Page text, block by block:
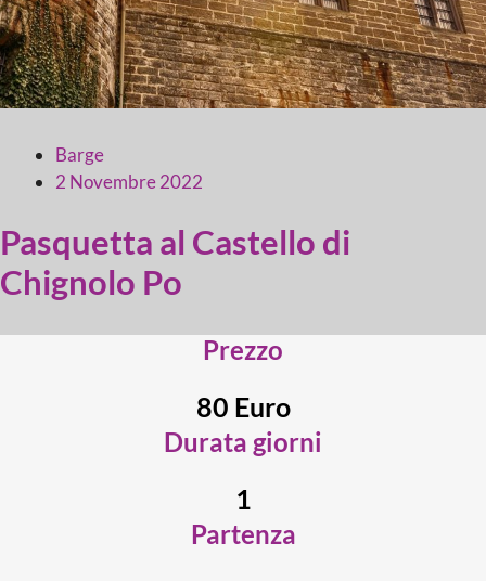
Barge
2 Novembre 2022
Pasquetta al Castello di
Chignolo Po
Prezzo
80 Euro
Durata giorni
1
Partenza